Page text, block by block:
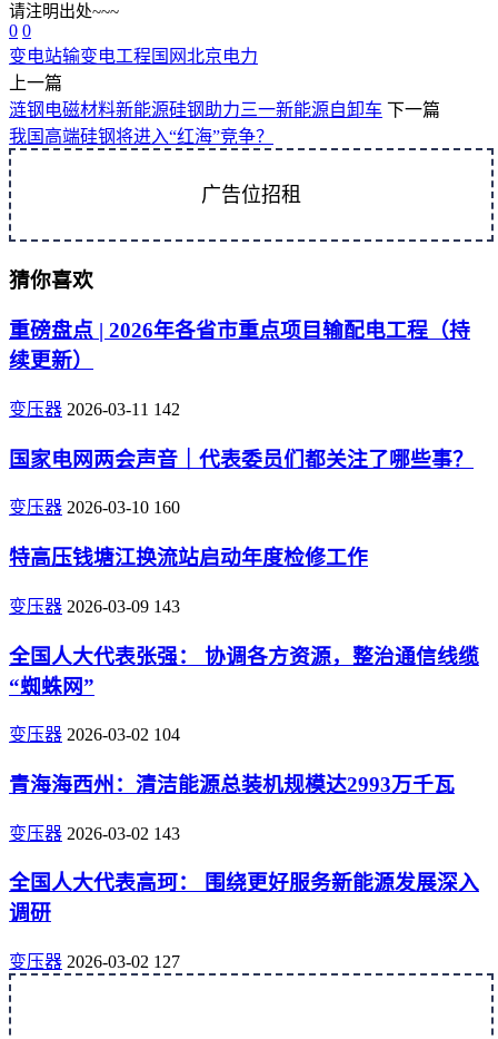
请注明出处~~~
0 0
变电站输变电工程 国网北京电力
上一篇
涟钢电磁材料新能源硅钢助力三一新能源自卸车 下一篇
我国高端硅钢将进入“红海”竞争？
广告位招租
猜你喜欢
重磅盘点 | 2026年各省市重点项目输配电工程（持
续更新）
变压器 2026-03-11 142
国家电网两会声音｜代表委员们都关注了哪些事？
变压器 2026-03-10 160
特高压钱塘江换流站启动年度检修工作
变压器 2026-03-09 143
全国人大代表张强： 协调各方资源，整治通信线缆
“蜘蛛网”
变压器 2026-03-02 104
青海海西州：清洁能源总装机规模达2993万千瓦
变压器 2026-03-02 143
全国人大代表高珂： 围绕更好服务新能源发展深入
调研
变压器 2026-03-02 127